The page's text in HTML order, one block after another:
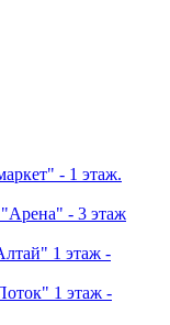
- 1 этаж.
- 3 этаж
1 этаж -
1 этаж -